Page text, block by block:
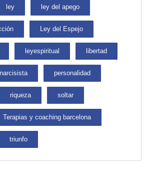
ley ley del apego
Ley del Espejo
leyespiritual libertad
narcisista personalidad
riqueza soltar
Terapias y coaching barcelona
triunfo